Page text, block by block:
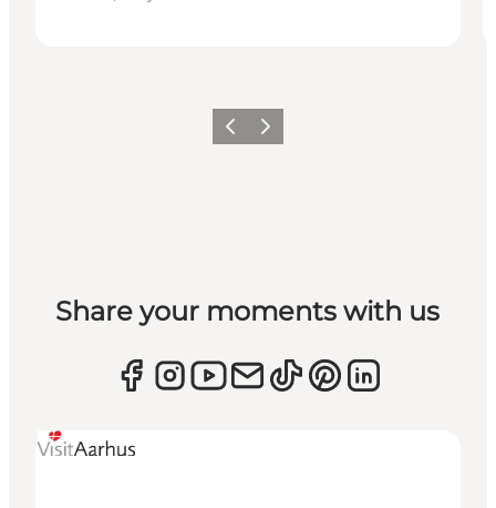
ZurückWeiter
Share your moments with us